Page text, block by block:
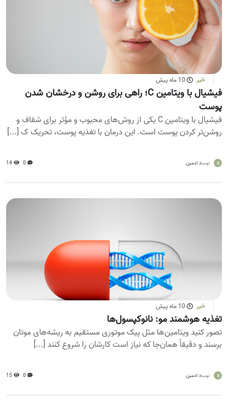
خبر 10 ماه پیش
فیشیال با ویتامین C؛ راهی برای روشن و درخشان شدن
پوست
فیشیال با ویتامین C یکی از روش‌های محبوب و مؤثر برای شفاف و
روشن‌تر کردن پوست است. این درمان با تغذیه پوست، تحریک ک [...]
a توسط ادمین 0
14
خبر 10 ماه پیش
تغذیه هوشمند مو: نانوکپسول‌ها
تصور کنید ویتامین‌ها مثل پیک موتوری مستقیم به ریشه‌های موتان
برسند و دقیقاً همان‌جا که نیاز است کارشان را شروع کنند [...]
a توسط ادمین 0
15